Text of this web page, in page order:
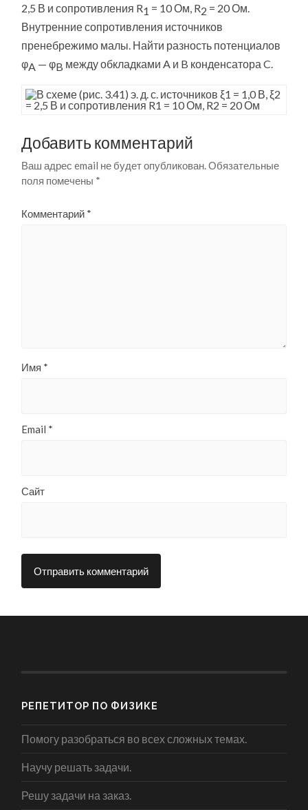
2,5 В и сопротивления R1 = 10 Ом, R2 = 20 Ом.
Внутренние сопротивления источников
пренебрежимо малы. Найти разность потенциалов
φA — φB между обкладками A и B конденсатора C.
Добавить комментарий
Ваш адрес email не будет опубликован.Обязательные
поля помечены *
Комментарий *
Имя *
Email *
Сайт
РЕПЕТИТОР ПО ФИЗИКЕ
Помогу разобраться во всех сложных темах.
Научу решать задачи.
Решу задачи на заказ.